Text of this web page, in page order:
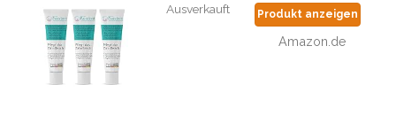
Ausverkauft Produkt anzeigen
Amazon.de